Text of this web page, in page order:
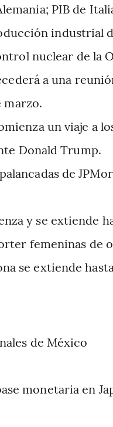
PIB de
industrial
nuclear de la
a una
marzo.
un viaje a
Donald Trump.
de
y se extiende
femeninas de
se extiende
de México
monetaria en